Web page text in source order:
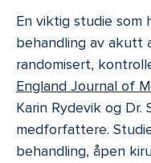
En viktig studie som
behandling av akutt
randomisert,
England Journal of
Karin Rydevik og Dr.
medforfattere.
behandling, åpen